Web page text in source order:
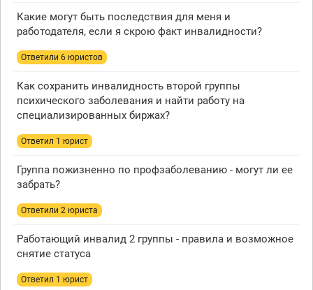
Какие могут быть последствия для меня и
работодателя, если я скрою факт инвалидности?
Ответили 6 юристов
Как сохранить инвалидность второй группы
психического заболевания и найти работу на
специализированных биржах?
Ответил 1 юрист
Группа пожизненно по профзаболеванию - могут ли ее
забрать?
Ответили 2 юристa
Работающий инвалид 2 группы - правила и возможное
снятие статуса
Ответил 1 юрист